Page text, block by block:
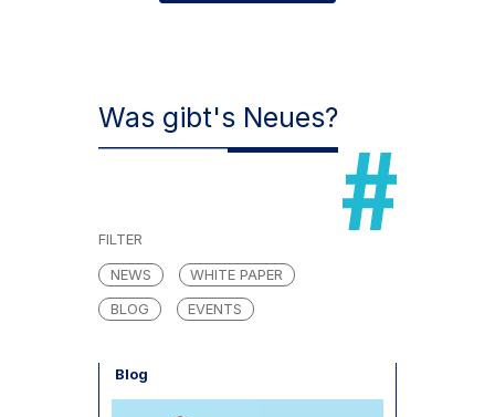
Was gibt's Neues?
FILTER
NEWS
WHITE PAPER
BLOG
EVENTS
Blog